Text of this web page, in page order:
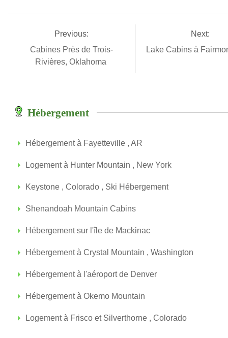
Previous:
Cabines Près de Trois-
Rivières, Oklahoma
Next:
Lake Cabins à
Hébergement
Hébergement à Fayetteville , AR
Logement à Hunter Mountain , New York
Keystone , Colorado , Ski Hébergement
Shenandoah Mountain Cabins
Hébergement sur l'île de Mackinac
Hébergement à Crystal Mountain , Washington
Hébergement à l'aéroport de Denver
Hébergement à Okemo Mountain
Logement à Frisco et Silverthorne , Colorado